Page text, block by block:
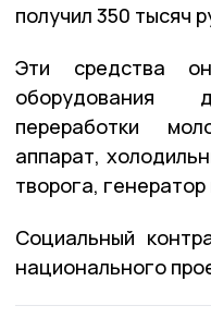
получил 350 тысяч
Эти средства
оборудования
переработки
аппарат,
творога,
Социальный
национального